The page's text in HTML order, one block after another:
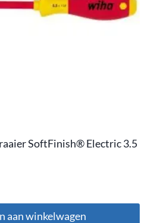
SoftFinish® Electric 3.5
aan winkelwagen